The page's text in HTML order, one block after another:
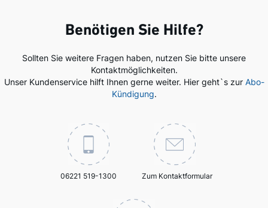
Benötigen Sie Hilfe?
Sollten Sie weitere Fragen haben, nutzen Sie bitte unsere
Kontaktmöglichkeiten.
Unser Kundenservice hilft Ihnen gerne weiter. Hier geht`s zur Abo-
Kündigung.
06221 519-1300 Zum Kontaktformular